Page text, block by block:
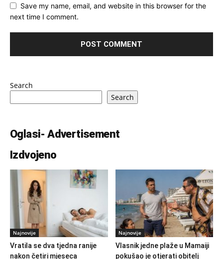
Save my name, email, and website in this browser for the
next time I comment.
Search
Search
Oglasi- Advertisement
Izdvojeno
Najnovije
Vratila se dva tjedna ranije
nakon četiri mjeseca
Najnovije
Vlasnik jedne plaže u Mamaiji
pokušao je otjerati obitelj